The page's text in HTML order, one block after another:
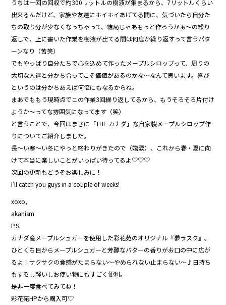
うちは一回の回収で約300リットルの樹液が集まるから、7リットルくらい
出来るんだけど、家族や友達にホイホイあげてる間に、気づいたら自分た
ちの取り分が少なくなっちゃって、結局じゃあもっと作ろうかぁ～の繰り
返しで、上に書いた作業を樹液が出てる間は何度か繰り返すって言うパタ
ーンなり（苦笑）
でもやっぱり自分たちで心を込めて作ったメープルシロップって、周りの
大切な人達と分かち合ってこそ価値があるのかな～なんて思います。喜び
というのは分かちあえば何倍にもなるからね。
まあでももう現時点でこの作業3回繰り返してるから、もうそろそろ片付け
ようか～ってな雰囲気になってます（笑）
と言うことで、今回はまさに「THE カナダ」な自家製メープルシロップ作
りについてご紹介しました。
長～い寒～い冬にやっと終わりがきたので（嬉涙）、これから春・夏に向
けて本当に楽しいことがいっぱい待ってるよ♡♡♡
次回の更新もどうぞお楽しみに！
I’ll catch you guys in a couple of weeks!
xoxo,
akanism
P.S.
カナダ産メープルシュガーを使用した彩花苑のオリジナル『夢ラスク』。
ひとくち目からメープルシュガーと芳醇なバターの香りがお口の中に広が
るよ！サクサクの食感がたまらない〜やめられない止まらない〜♪日持ち
もするし軽いしお使い物にもすごく便利。
是非一度食べてみてね！
彩花苑HPから購入可♡